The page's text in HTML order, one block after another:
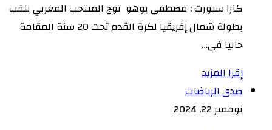
كازا سبورت : مصطفى بوهو توج المنتخب المغربي بلقب
بطولة شمال إفريقيا لكرة القدم تحت 20 سنة المقامة
حاليا في…
إقرا المزيد
صدى الرياضات
نوفمبر 22, 2024